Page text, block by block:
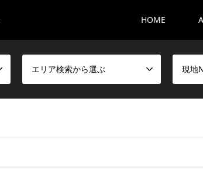
HOME
エリア検索から選ぶ 現地